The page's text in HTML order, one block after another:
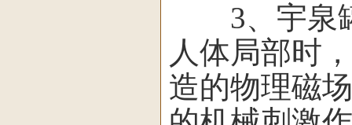
3、宇泉罐
人体局部时
造的物理磁